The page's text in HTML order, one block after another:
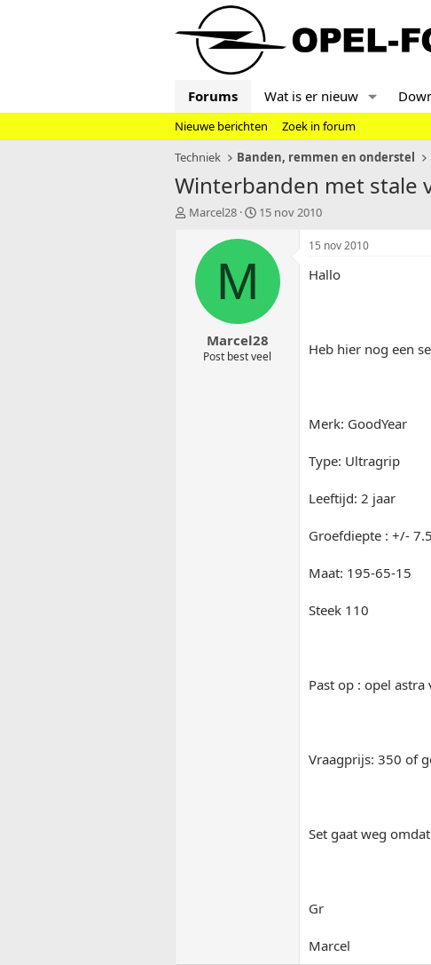
Forums Wat is er nieuw
Nieuwe berichten
Zoek in forum
Techniek
Banden, remmen en onderstel
Winterbanden met stale
T
Marcel28
S
a
t
u
m
15 nov 2010
M
Marcel28
Post best veel
15 nov 2010
Hallo
Heb hier nog een
Merk: GoodYear
Type: Ultragrip
Leeftijd: 2 jaar
Groefdiepte : +/-
Maat: 195-65-15
Steek 110
Past op : opel
Vraagprijs: 350 of
Set gaat weg
Gr
Marcel